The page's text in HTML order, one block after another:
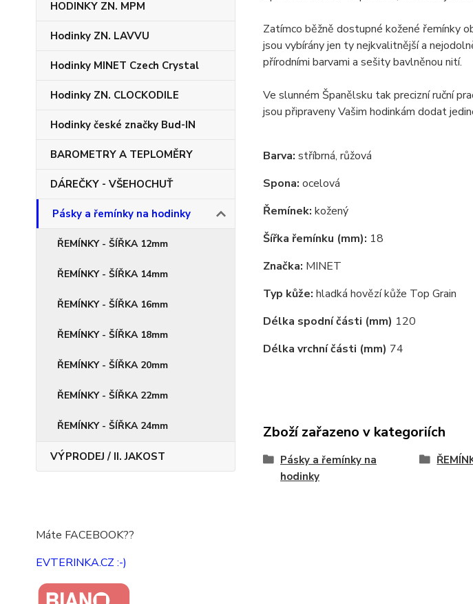
HODINKY ZN. MPM
Hodinky ZN. LAVVU
Hodinky MINET Czech Crystal
Hodinky ZN. CLOCKODILE
Hodinky české značky Bud-IN
BAROMETRY A TEPLOMĚRY
DÁREČKY - VŠEHOCHUŤ
Pásky a řemínky na hodinky
ŘEMÍNKY - ŠÍŘKA 12mm
ŘEMÍNKY - ŠÍŘKA 14mm
ŘEMÍNKY - ŠÍŘKA 16mm
ŘEMÍNKY - ŠÍŘKA 18mm
ŘEMÍNKY - ŠÍŘKA 20mm
ŘEMÍNKY - ŠÍŘKA 22mm
ŘEMÍNKY - ŠÍŘKA 24mm
VÝPRODEJ / II. JAKOST
Máte FACEBOOK??
EVTERINKA.CZ :-)
Zatímco běžně dostupné kožené řemínky
jsou vybírány jen ty nejkvalitnější a
přírodními barvami a sešity bavlněnou nití.
Ve slunném Španělsku tak precizní ruční
jsou připraveny Vašim hodinkám dodat
Barva: stříbrná, růžová
Spona: ocelová
Řemínek: kožený
Šířka řemínku (mm): 18
Značka: MINET
Typ kůže: hladká hovězí kůže Top Grain
Délka spodní části (mm) 120
Délka vrchní části (mm) 74
Zboží zařazeno v kategoriích
Pásky a řemínky na
hodinky